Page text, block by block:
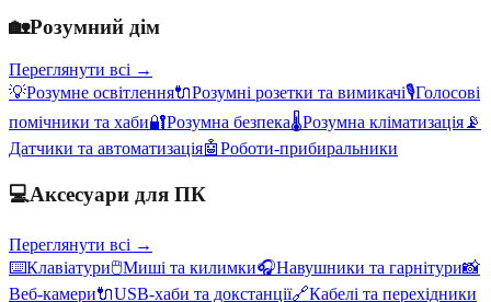
🏡Розумний дім
Переглянути всі →
💡Розумне освітлення🔌Розумні розетки та вимикачі🎙️Голосові
помічники та хаби🔐Розумна безпека🌡️Розумна кліматизація 📡
Датчики та автоматизація🤖Роботи-прибиральники
💻Аксесуари для ПК
Переглянути всі →
⌨️Клавіатури🖱️Миші та килимки🎧Навушники та гарнітури📸
Веб-камери🔌USB-хаби та докстанції🔗Кабелі та перехідники